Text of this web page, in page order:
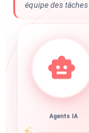
équipe des
Agents IA